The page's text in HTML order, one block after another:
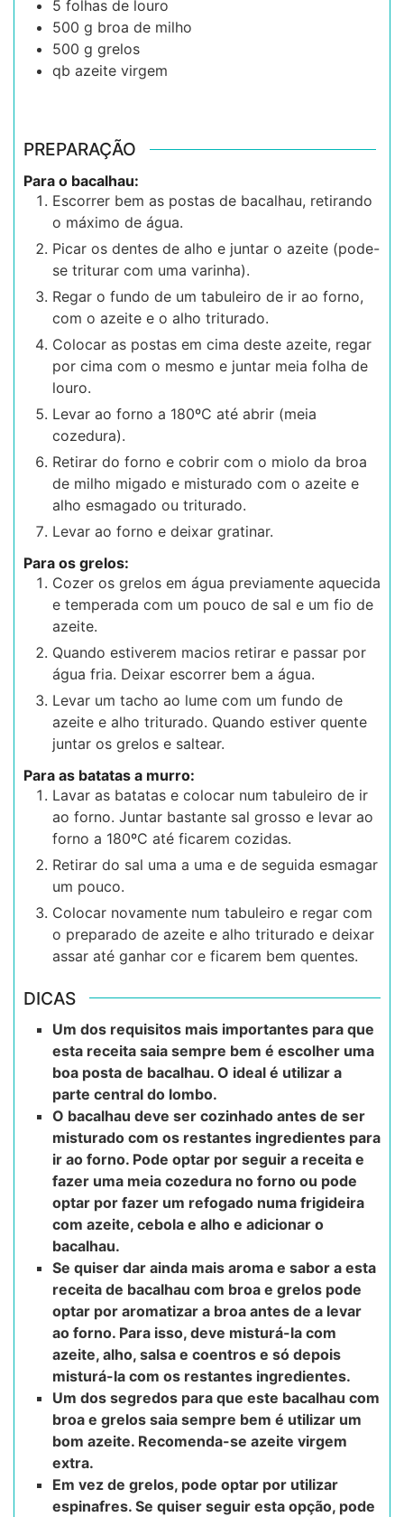
5 folhas de louro
500 g broa de milho
500 g grelos
qb azeite virgem
PREPARAÇÃO
Para o bacalhau:
Escorrer bem as postas de bacalhau, retirando
o máximo de água.
Picar os dentes de alho e juntar o azeite (pode-
se triturar com uma varinha).
Regar o fundo de um tabuleiro de ir ao forno,
com o azeite e o alho triturado.
Colocar as postas em cima deste azeite, regar
por cima com o mesmo e juntar meia folha de
louro.
Levar ao forno a 180ºC até abrir (meia
cozedura).
Retirar do forno e cobrir com o miolo da broa
de milho migado e misturado com o azeite e
alho esmagado ou triturado.
Levar ao forno e deixar gratinar.
Para os grelos:
Cozer os grelos em água previamente aquecida
e temperada com um pouco de sal e um fio de
azeite.
Quando estiverem macios retirar e passar por
água fria. Deixar escorrer bem a água.
Levar um tacho ao lume com um fundo de
azeite e alho triturado. Quando estiver quente
juntar os grelos e saltear.
Para as batatas a murro:
Lavar as batatas e colocar num tabuleiro de ir
ao forno. Juntar bastante sal grosso e levar ao
forno a 180ºC até ficarem cozidas.
Retirar do sal uma a uma e de seguida esmagar
um pouco.
Colocar novamente num tabuleiro e regar com
o preparado de azeite e alho triturado e deixar
assar até ganhar cor e ficarem bem quentes.
DICAS
Um dos requisitos mais importantes para que
esta receita saia sempre bem é escolher uma
boa posta de bacalhau. O ideal é utilizar a
parte central do lombo.
O bacalhau deve ser cozinhado antes de ser
misturado com os restantes ingredientes para
ir ao forno. Pode optar por seguir a receita e
fazer uma meia cozedura no forno ou pode
optar por fazer um refogado numa frigideira
com azeite, cebola e alho e adicionar o
bacalhau.
Se quiser dar ainda mais aroma e sabor a esta
receita de bacalhau com broa e grelos pode
optar por aromatizar a broa antes de a levar
ao forno. Para isso, deve misturá-la com
azeite, alho, salsa e coentros e só depois
misturá-la com os restantes ingredientes.
Um dos segredos para que este bacalhau com
broa e grelos saia sempre bem é utilizar um
bom azeite. Recomenda-se azeite virgem
extra.
Em vez de grelos, pode optar por utilizar
espinafres. Se quiser seguir esta opção, pode